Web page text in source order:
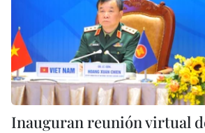
Inauguran reunión virtual